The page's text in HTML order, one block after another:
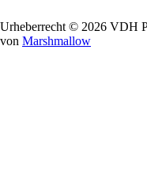
Urheberrecht © 2026 VDH
von Marshmallow